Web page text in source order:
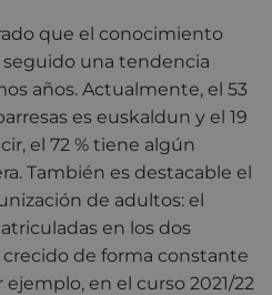
que el conocimiento
seguido una tendencia
años. Actualmente, el 53
es euskaldun y el 19
el 72 % tiene algún
También es destacable el
de adultos: el
en los dos
de forma constante
en el curso 2021/22